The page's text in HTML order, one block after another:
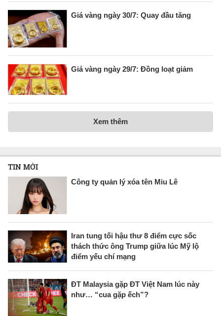
Giá vàng ngày 30/7: Quay đầu tăng
Giá vàng ngày 29/7: Đồng loạt giảm
Xem thêm
TIN MỚI
Công ty quản lý xóa tên Miu Lê
Iran tung tối hậu thư 8 điểm cực sốc
thách thức ông Trump giữa lúc Mỹ lộ
điểm yếu chí mạng
ĐT Malaysia gặp ĐT Việt Nam lúc này
như… “cua gặp ếch”?